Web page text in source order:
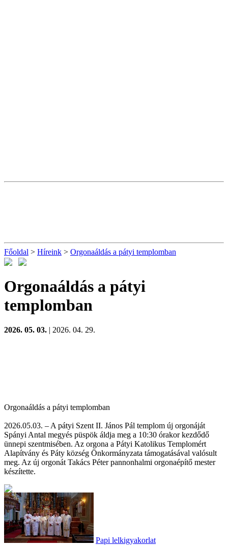
Főoldal > Híreink > Orgonaáldás a pátyi templomban
Orgonaáldás a pátyi
templomban
2026. 05. 03. | 2026. 04. 29.
Orgonaáldás a pátyi templomban
2026.05.03. – A pátyi Szent II. János Pál templom új orgonáját
Spányi Antal megyés püspök áldja meg a 10:30 órakor kezdődő
ünnepi szentmisében. Az orgona a Pátyi Katolikus Templomért
Alapítvány és Páty község Önkormányzata támogatásával valósult
meg. Az új orgonát Takács Péter pannonhalmi orgonaépítő mester
készítette.
Papi lelkigyakorlat